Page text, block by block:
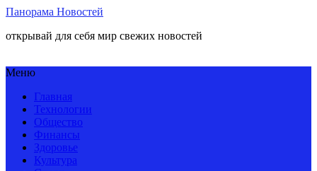
Панорама Новостей
открывай для себя мир свежих новостей
Меню
Главная
Технологии
Общество
Финансы
Здоровье
Культура